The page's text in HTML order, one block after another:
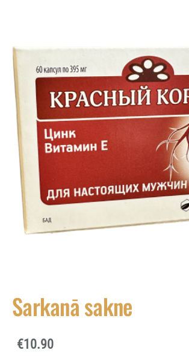
Sarkanā sakne
€10.90